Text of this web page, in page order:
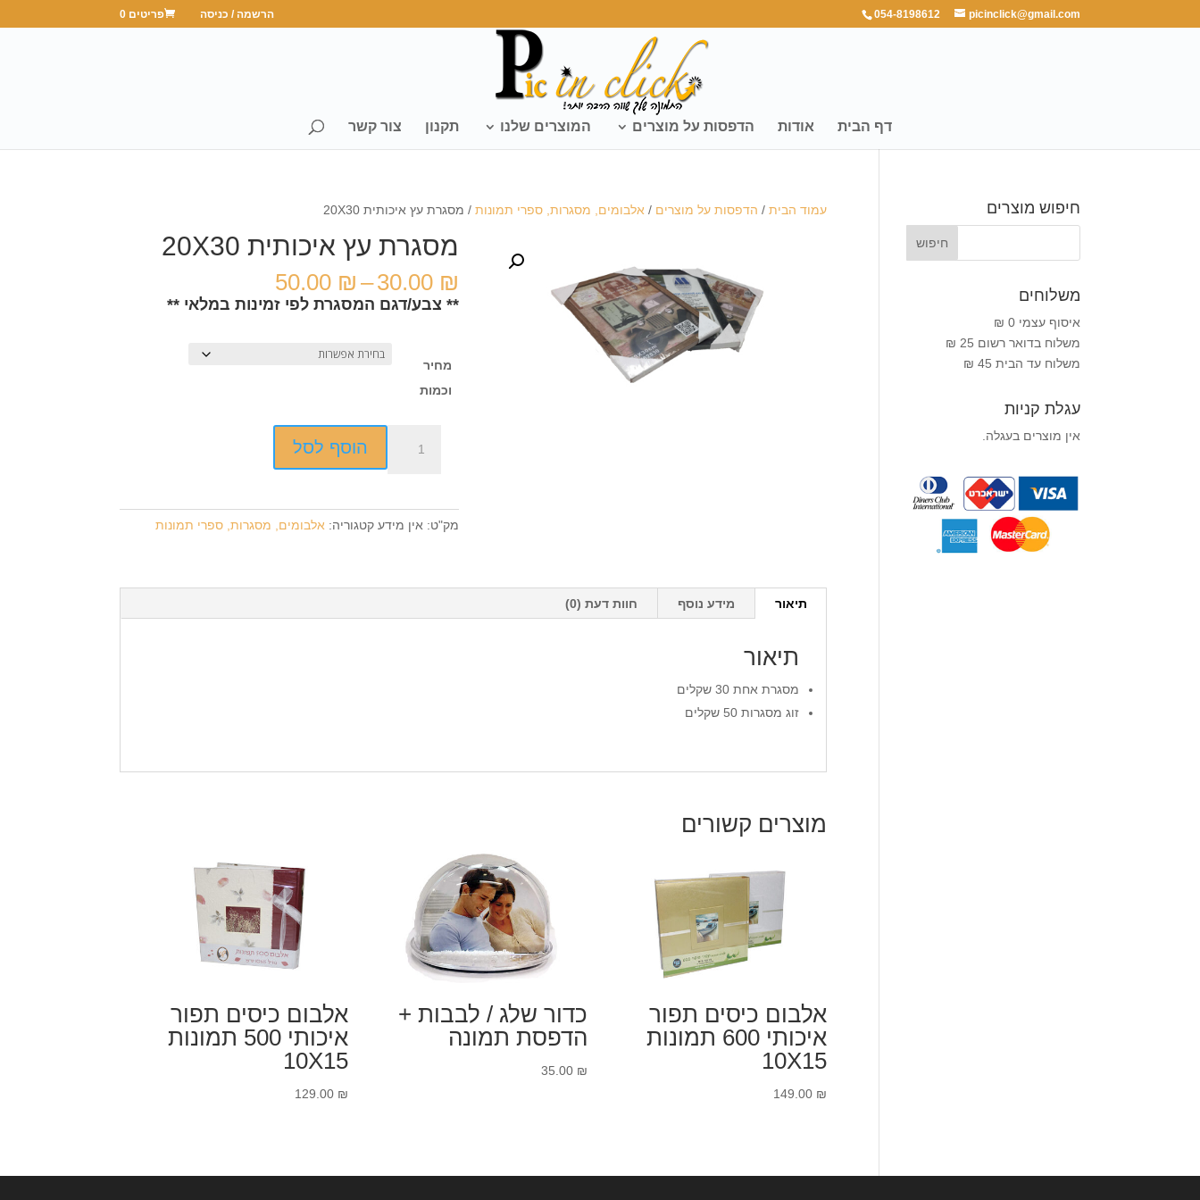
054-8198612 picinclick@gmail.com הרשמה / כניסה פריטים 0
דף הבית אודות הדפסות על מוצרים המוצרים שלנו תקנון צור קשר
עמוד הבית/ הדפסות על מוצרים / אלבומים, מסגרות, ספרי תמונות/ מסגרת עץ איכותית 20X30
מסגרת עץ איכותית 20X30
30.00 ₪
–
50.00 ₪ טווח
מחירים:
** צבע/דגם המסגרת לפי זמינות במלאי **
מחיר
וכמות
20X30
הוסף לסל
מק"ט: אין מידע קטגוריה: אלבומים, מסגרות, ספרי תמונות
תיאור מידע נוסף חוות דעת (0)
תיאור
מסגרת אחת 30 שקלים
זוג מסגרות 50 שקלים
מוצרים קשורים
אלבום כיסים תפור
איכותי 600 תמונות
10X15
149.00 ₪
כדור שלג / לבבות +
הדפסת תמונה
35.00 ₪
אלבום כיסים תפור
איכותי 500 תמונות
10X15
129.00 ₪
חיפוש מוצרים
משלוחים
איסוף עצמי 0 ₪
משלוח בדואר רשום 25 ₪
משלוח עד הבית 45 ₪
עגלת קניות
אין מוצרים בעגלה.